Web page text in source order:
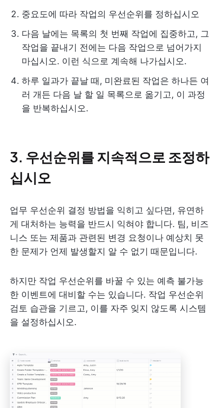
중요도에 따라 작업의 우선순위를 정하십시오
다음 날에는 목록의 첫 번째 작업에 집중하고, 그
작업을 끝내기 전에는 다음 작업으로 넘어가지
마십시오. 이런 식으로 계속해 나가십시오.
하루 일과가 끝날 때, 미완료된 작업은 하나든 여
러 개든 다음 날 할 일 목록으로 옮기고, 이 과정
을 반복하십시오.
3. 우선순위를 지속적으로 조정하
십시오
업무 우선순위 결정 방법을 익히고 싶다면, 유연하
게 대처하는 능력을 반드시 익혀야 합니다. 팀, 비즈
니스 또는 제품과 관련된 변경 요청이나 예상치 못
한 문제가 언제 발생할지 알 수 없기 때문입니다.
하지만 작업 우선순위를 바꿀 수 있는 예측 불가능
한 이벤트에 대비할 수는 있습니다. 작업 우선순위
검토 습관을 기르고, 이를 자주 잊지 않도록 시스템
을 설정하십시오.